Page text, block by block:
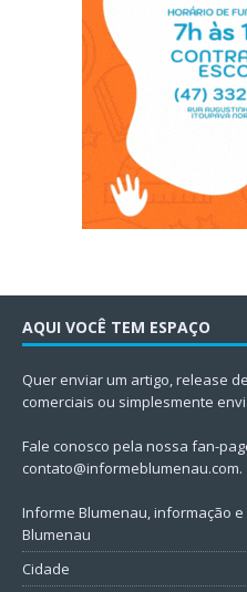
AQUI VOCÊ TEM ESPAÇO
Quer enviar um artigo, release
comerciais ou simplesmente
Fale conosco pela nossa fan-
contato@informeblumenau.com.
Informe Blumenau, informação
Blumenau
Cidade